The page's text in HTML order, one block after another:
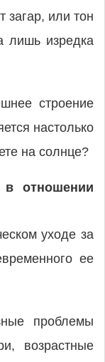
загар, или тон
лишь изредка
строение
настолько
на солнце?
отношении
уходе за
ее
проблемы
возрастные